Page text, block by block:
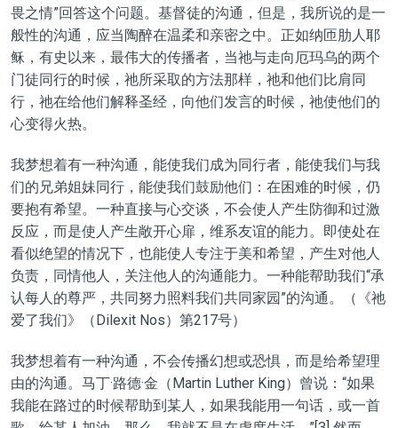
畏之情”回答这个问题。基督徒的沟通，但是，我所说的是一
般性的沟通，应当陶醉在温柔和亲密之中。正如纳匝肋人耶
稣，有史以来，最伟大的传播者，当祂与走向厄玛乌的两个
门徒同行的时候，祂所采取的方法那样，祂和他们比肩同
行，祂在给他们解释圣经，向他们发言的时候，祂使他们的
心变得火热。
我梦想着有一种沟通，能使我们成为同行者，能使我们与我
们的兄弟姐妹同行，能使我们鼓励他们：在困难的时候，仍
要抱有希望。一种直接与心交谈，不会使人产生防御和过激
反应，而是使人产生敞开心扉，维系友谊的能力。即使处在
看似绝望的情况下，也能使人专注于美和希望，产生对他人
负责，同情他人，关注他人的沟通能力。一种能帮助我们“承
认每人的尊严，共同努力照料我们共同家园”的沟通。（《祂
爱了我们》（Dilexit Nos）第217号）
我梦想着有一种沟通，不会传播幻想或恐惧，而是给希望理
由的沟通。马丁·路德·金（Martin Luther King）曾说：“如果
我能在路过的时候帮助到某人，如果我能用一句话，或一首